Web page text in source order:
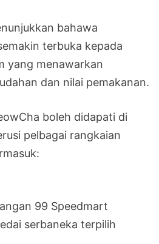
bahawa
terbuka kepada
yang menawarkan
dan nilai pemakanan.
boleh didapati di
pelbagai rangkaian
99 Speedmart
serbaneka terpilih